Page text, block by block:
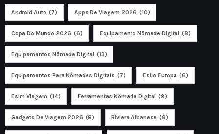
Android Auto (7) Apps De Viagem 2026 (10)
Copa Do Mundo 2026 (6) Equipamento Nômade Digital (8)
Equipamentos Nômade Digital (13)
Equipamentos Para Nômades Digitais (7) Esim Europa (6)
Esim Viagem (14) Ferramentas Nômade Digital (9)
Gadgets De Viagem 2026 (8) Riviera Albanesa (8)